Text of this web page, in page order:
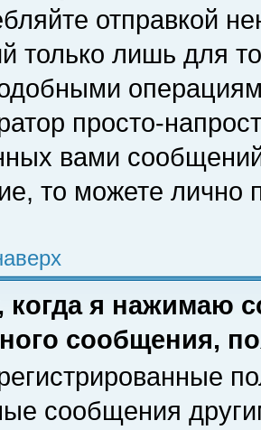
отправкой
только лишь для
просто-
вами
то можете лично
когда я нажимаю
сообщения,
сообщения